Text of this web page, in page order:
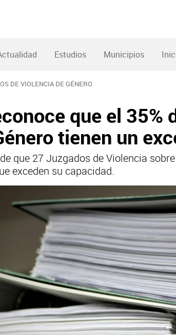
Estudios Municipios
DE VIOLENCIA DE GÉNERO
que el 35%
tienen un
que 27 Juzgados de Violencia
exceden su capacidad.